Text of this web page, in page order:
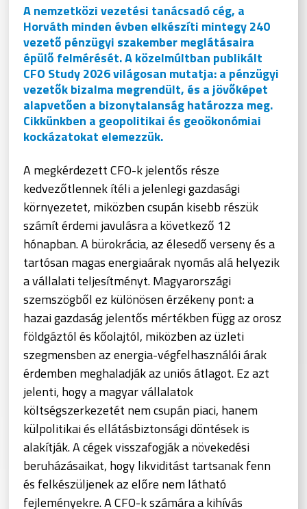
A nemzetközi vezetési tanácsadó cég, a
Horváth minden évben elkészíti mintegy 240
vezető pénzügyi szakember meglátásaira
épülő felmérését. A közelmúltban publikált
CFO Study 2026 világosan mutatja: a pénzügyi
vezetők bizalma megrendült, és a jövőképet
alapvetően a bizonytalanság határozza meg.
Cikkünkben a geopolitikai és geoökonómiai
kockázatokat elemezzük.
A megkérdezett CFO-k jelentős része
kedvezőtlennek ítéli a jelenlegi gazdasági
környezetet, miközben csupán kisebb részük
számít érdemi javulásra a következő 12
hónapban. A bürokrácia, az élesedő verseny és a
tartósan magas energiaárak nyomás alá helyezik
a vállalati teljesítményt. Magyarországi
szemszögből ez különösen érzékeny pont: a
hazai gazdaság jelentős mértékben függ az orosz
földgáztól és kőolajtól, miközben az üzleti
szegmensben az energia-végfelhasználói árak
érdemben meghaladják az uniós átlagot. Ez azt
jelenti, hogy a magyar vállalatok
költségszerkezetét nem csupán piaci, hanem
külpolitikai és ellátásbiztonsági döntések is
alakítják. A cégek visszafogják a növekedési
beruházásaikat, hogy likviditást tartsanak fenn
és felkészüljenek az előre nem látható
fejleményekre. A CFO-k számára a kihívás